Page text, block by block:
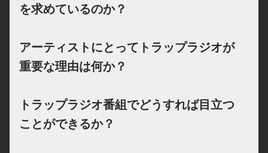
を求めているのか？
アーティストにとってトラップラジオが
重要な理由は何か？
トラップラジオ番組でどうすれば目立つ
ことができるか？